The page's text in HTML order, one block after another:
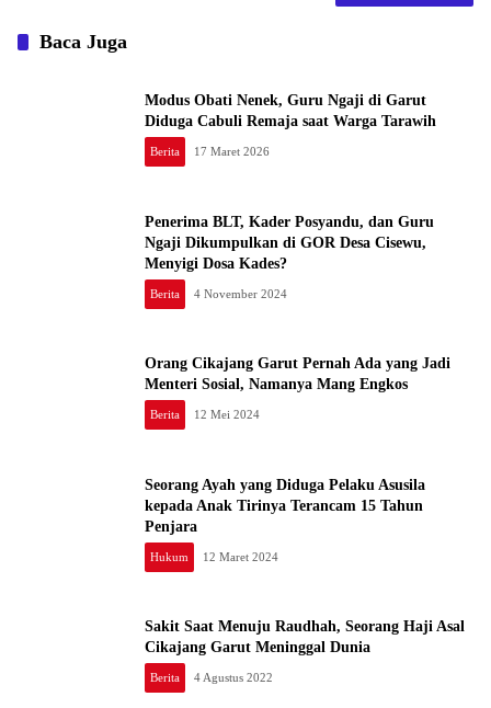
Baca Juga
​Modus Obati Nenek, Guru Ngaji di Garut
Diduga Cabuli Remaja saat Warga Tarawih
Berita 17 Maret 2026
Penerima BLT, Kader Posyandu, dan Guru
Ngaji Dikumpulkan di GOR Desa Cisewu,
Menyigi Dosa Kades?
Berita 4 November 2024
Orang Cikajang Garut Pernah Ada yang Jadi
Menteri Sosial, Namanya Mang Engkos
Berita 12 Mei 2024
Seorang Ayah yang Diduga Pelaku Asusila
kepada Anak Tirinya Terancam 15 Tahun
Penjara
Hukum 12 Maret 2024
Sakit Saat Menuju Raudhah, Seorang Haji Asal
Cikajang Garut Meninggal Dunia
Berita 4 Agustus 2022